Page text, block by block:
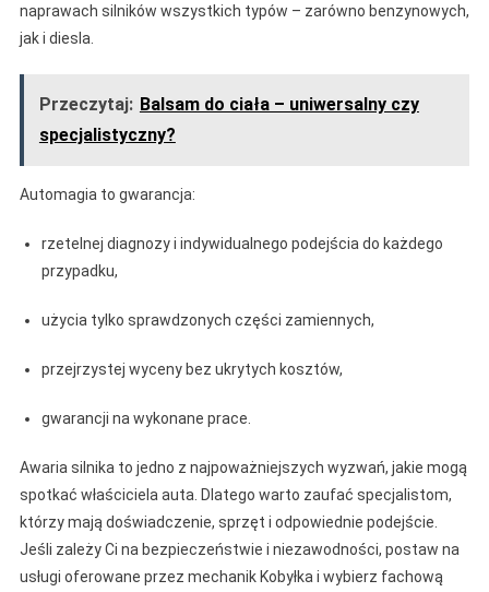
naprawach silników wszystkich typów – zarówno benzynowych,
jak i diesla.
Przeczytaj: Balsam do ciała – uniwersalny czy
specjalistyczny?
Automagia to gwarancja:
rzetelnej diagnozy i indywidualnego podejścia do każdego
przypadku,
użycia tylko sprawdzonych części zamiennych,
przejrzystej wyceny bez ukrytych kosztów,
gwarancji na wykonane prace.
Awaria silnika to jedno z najpoważniejszych wyzwań, jakie mogą
spotkać właściciela auta. Dlatego warto zaufać specjalistom,
którzy mają doświadczenie, sprzęt i odpowiednie podejście.
Jeśli zależy Ci na bezpieczeństwie i niezawodności, postaw na
usługi oferowane przez mechanik Kobyłka i wybierz fachową